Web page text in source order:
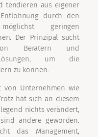
tendieren aus eigener
durch den
geringen
Der Prinzipal sucht
Beratern und
um die
zu können.
von Unternehmen wie
hat sich an diesem
nichts verändert,
andere geworden.
das Management,